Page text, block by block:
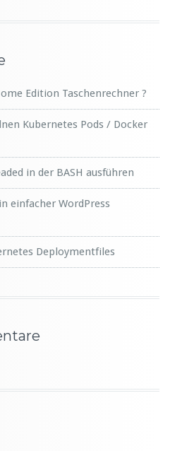
Edition Taschenrechner ?
Kubernetes Pods / Docker
in der BASH ausführen
einfacher WordPress
Deploymentfiles